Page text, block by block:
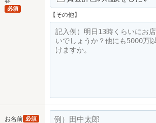
必須
【その他】
お名前 必須